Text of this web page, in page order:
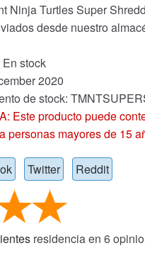
Ninja Turtles Super
desde nuestro
stock
2020
de stock:
Este producto puede
personas mayores de 15
Twitter Reddit
residencia en 6